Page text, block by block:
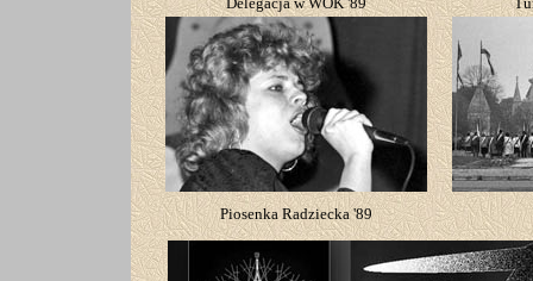
Piosenka Radziecka '89